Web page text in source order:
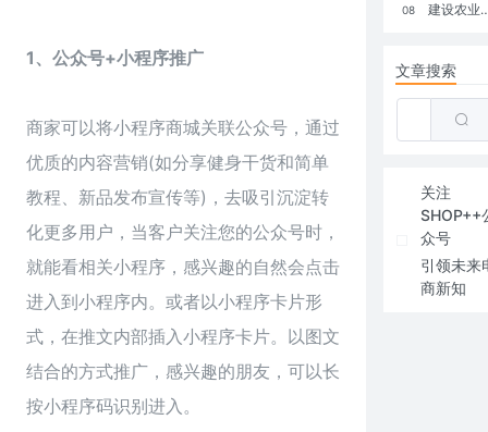
1、公众号+小程序推广
商家可以将小程序商城关联公众号，通过
优质的内容营销(如分享健身干货和简单
教程、新品发布宣传等)，去吸引沉淀转
化更多用户，当客户关注您的公众号时，
就能看相关小程序，感兴趣的自然会点击
进入到小程序内。或者以小程序卡片形
式，在推文内部插入小程序卡片。以图文
结合的方式推广，感兴趣的朋友，可以长
按小程序码识别进入。
08 建设农业强国，网上商城来助力！
文章搜索
关注
SHOP++
众号
引领未来
商新知